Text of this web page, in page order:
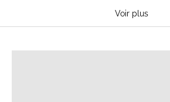
Voir plus